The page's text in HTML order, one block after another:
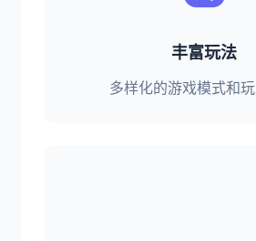
丰富玩法
多样化的游戏模式和